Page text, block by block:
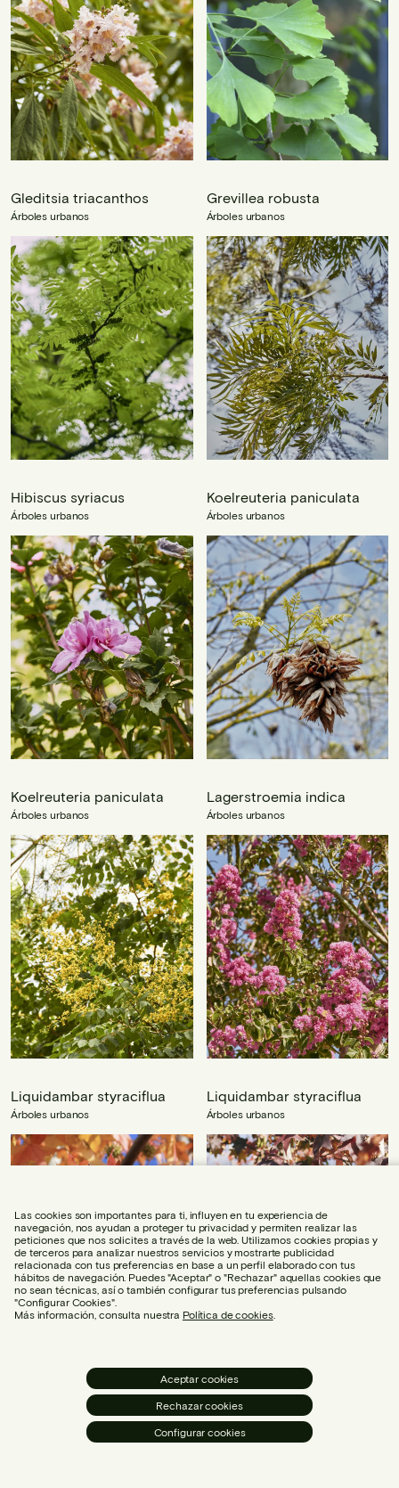
Gleditsia triacanthos
Árboles urbanos
Grevillea robusta
Árboles urbanos
Hibiscus syriacus
Árboles urbanos
Koelreuteria paniculata
Árboles urbanos
Koelreuteria paniculata
Árboles urbanos
Lagerstroemia indica
Árboles urbanos
Liquidambar styraciflua
Árboles urbanos
Liquidambar styraciflua
Árboles urbanos
Liriodendron tulipifera
Árboles urbanos
Melia azedarach
Árboles urbanos
Las cookies son importantes para ti, influyen en tu experiencia de
navegación, nos ayudan a proteger tu privacidad y permiten realizar las
peticiones que nos solicites a través de la web. Utilizamos cookies propias y
de terceros para analizar nuestros servicios y mostrarte publicidad
relacionada con tus preferencias en base a un perfil elaborado con tus
hábitos de navegación. Puedes "Aceptar" o "Rechazar" aquellas cookies que
no sean técnicas, así o también configurar tus preferencias pulsando
"Configurar Cookies".
Más información, consulta nuestra Política de cookies.
Aceptar cookies
Rechazar cookies
Configurar cookies